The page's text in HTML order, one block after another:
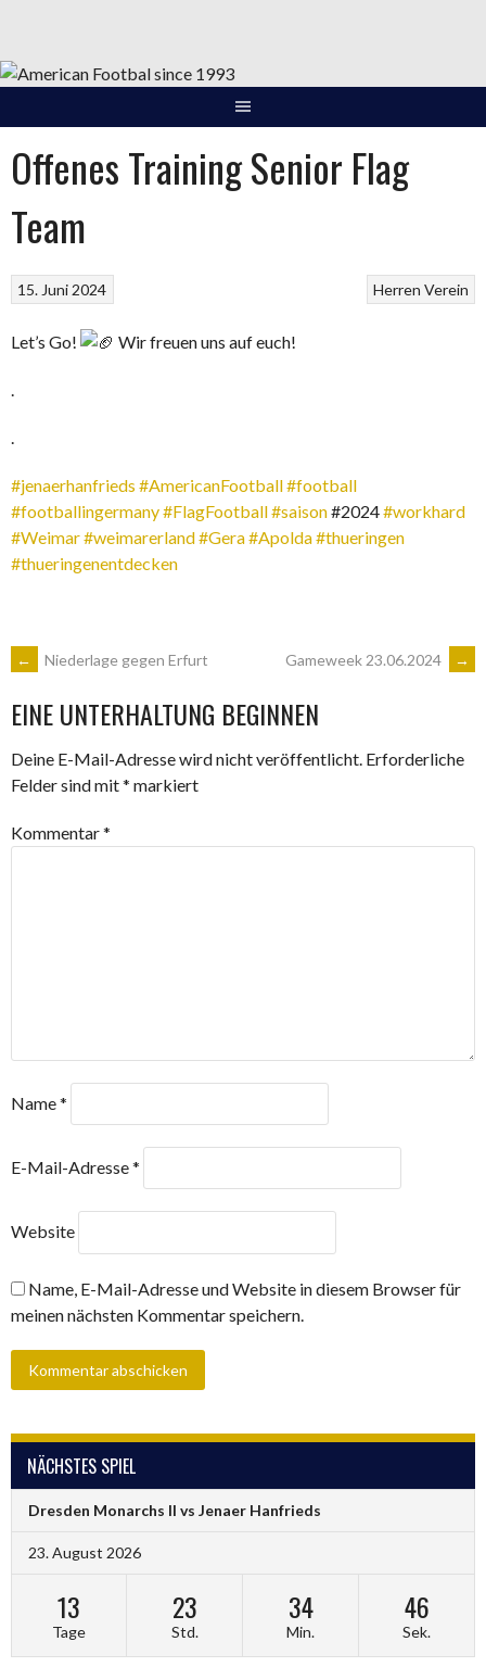
Inhalt
Offenes Training Senior Flag
Team
Herren Verein
15. Juni 2024
Let’s Go! Wir freuen uns auf euch!
#jenaerhanfrieds #AmericanFootball#football
#footballingermany#FlagFootball#saison#2024#workhard
#Weimar#weimarerland#Gera#Apolda#thueringen
#thueringenentdecken
ARTIKEL-
NAVIGATION
← Niederlage gegen Erfurt Gameweek 23.06.2024 →
EINE UNTERHALTUNG BEGINNEN
Deine E-Mail-Adresse wird nicht veröffentlicht. Erforderliche
Felder sind mit* markiert
Kommentar*
Name*
E-Mail-Adresse*
Website
Name, E-Mail-Adresse und Website in diesem Browser für
meinen nächsten Kommentar speichern.
NÄCHSTES SPIEL
Dresden Monarchs II vs Jenaer Hanfrieds
23. August 2026
13
Tage
23
Std.
34
Min.
46
Sek.